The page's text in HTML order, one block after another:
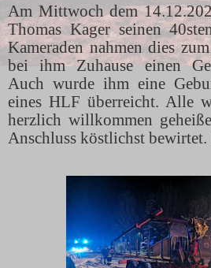
Am Mittwoch dem
Thomas Kager seinen
Kameraden nahmen dies
bei ihm Zuhause einen
Auch wurde ihm eine
eines HLF überreicht. Alle
herzlich willkommen
Anschluss köstlichst